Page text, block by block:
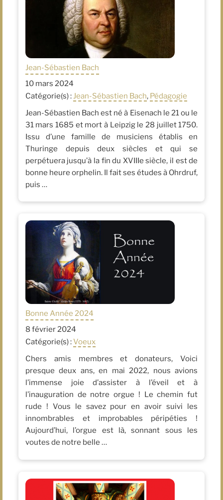
Jean-Sébastien Bach
10 mars 2024
Catégorie(s) : Jean-Sébastien Bach, Pédagogie
Jean-Sébastien Bach est né à Eisenach le 21 ou le
31 mars 1685 et mort à Leipzig le 28 juillet 1750.
Issu d’une famille de musiciens établis en
Thuringe depuis deux siècles et qui se
perpétuera jusqu’à la fin du XVIIIe siècle, il est de
bonne heure orphelin. Il fait ses études à Ohrdruf,
puis …
Bonne Année 2024
8 février 2024
Catégorie(s) :Voeux
Chers amis membres et donateurs, Voici
presque deux ans, en mai 2022, nous avions
l’immense joie d’assister à l’éveil et à
l’inauguration de notre orgue ! Le chemin fut
rude ! Vous le savez pour en avoir suivi les
innombrables et improbables péripéties !
Aujourd’hui, l’orgue est là, sonnant sous les
voutes de notre belle …